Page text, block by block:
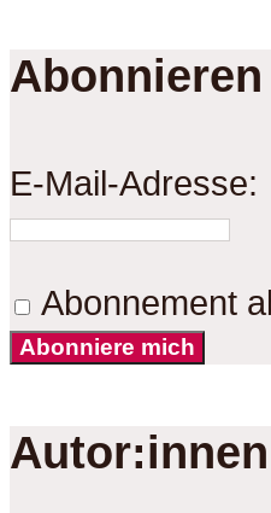
Abonnieren
E-Mail-Adresse:
Abonnement
Abonniere mich
Autor:innen